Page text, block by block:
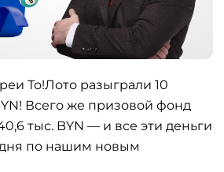
То!Лото разыграли 10
Всего же призовой фонд
тыс. BYN — и все эти деньги
по нашим новым